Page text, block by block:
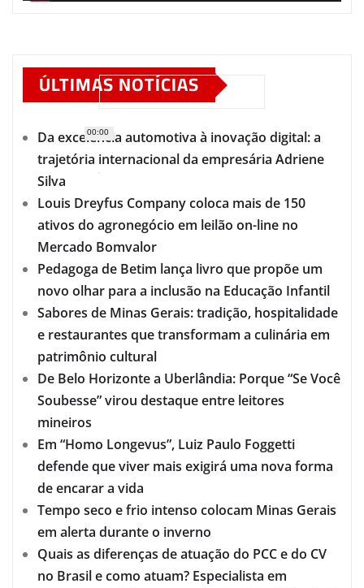
00:00
ÚLTIMAS NOTÍCIAS
Da excelência automotiva à inovação digital: a
trajetória internacional da empresária Adriene
Silva
Louis Dreyfus Company coloca mais de 150
ativos do agronegócio em leilão on-line no
Mercado Bomvalor
Pedagoga de Betim lança livro que propõe um
novo olhar para a inclusão na Educação Infantil
Sabores de Minas Gerais: tradição, hospitalidade
e restaurantes que transformam a culinária em
patrimônio cultural
De Belo Horizonte a Uberlândia: Porque “Se Você
Soubesse” virou destaque entre leitores
mineiros
Em “Homo Longevus”, Luiz Paulo Foggetti
defende que viver mais exigirá uma nova forma
de encarar a vida
Tempo seco e frio intenso colocam Minas Gerais
em alerta durante o inverno
Quais as diferenças de atuação do PCC e do CV
no Brasil e como atuam? Especialista em